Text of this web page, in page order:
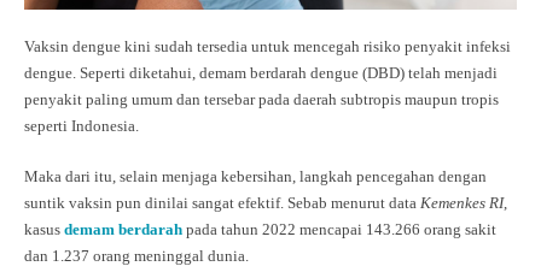
Vaksin dengue kini sudah tersedia untuk mencegah risiko penyakit infeksi
dengue. Seperti diketahui, demam berdarah dengue (DBD) telah menjadi
penyakit paling umum dan tersebar pada daerah subtropis maupun tropis
seperti Indonesia.
Maka dari itu, selain menjaga kebersihan, langkah pencegahan dengan
suntik vaksin pun dinilai sangat efektif. Sebab menurut data Kemenkes RI,
kasus demam berdarah pada tahun 2022 mencapai 143.266 orang sakit
dan 1.237 orang meninggal dunia.